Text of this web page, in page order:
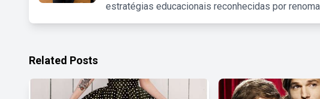
estratégias educacionais reconhecidas por
Related Posts